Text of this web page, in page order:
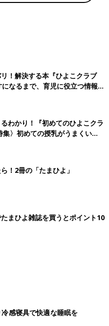
！解決する本『ひよこクラブ
なるまで、育児に役立つ情報が
わかり！『初めてのひよこクラ
集〉初めての授乳がうまくい
の基本と夏のトラブル 解決テ
！2冊の「たまひよ」
まひよ雑誌を買うとポイント10
冷感寝具で快適な睡眠を